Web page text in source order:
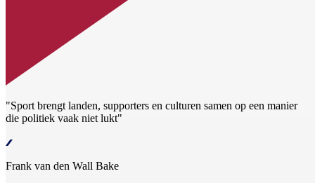
"Sport brengt landen, supporters en culturen samen op een manier
die politiek vaak niet lukt"
Frank van den Wall Bake